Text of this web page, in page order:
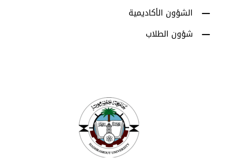
الشؤون الأكاديمية
شؤون الطلاب